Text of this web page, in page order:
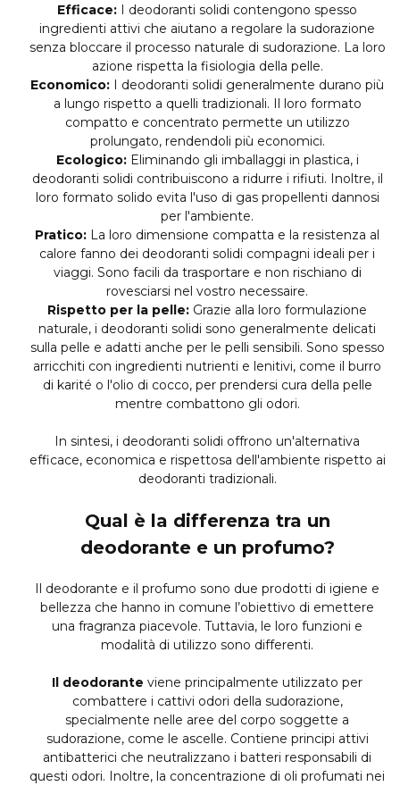
Efficace: I deodoranti solidi contengono spesso
ingredienti attivi che aiutano a regolare la sudorazione
senza bloccare il processo naturale di sudorazione. La loro
azione rispetta la fisiologia della pelle.
Economico: I deodoranti solidi generalmente durano più
a lungo rispetto a quelli tradizionali. Il loro formato
compatto e concentrato permette un utilizzo
prolungato, rendendoli più economici.
Ecologico:Eliminando gli imballaggi in plastica, i
deodoranti solidi contribuiscono a ridurre i rifiuti. Inoltre, il
loro formato solido evita l'uso di gas propellenti dannosi
per l'ambiente.
Pratico: La loro dimensione compatta e la resistenza al
calore fanno dei deodoranti solidi compagni ideali per i
viaggi. Sono facili da trasportare e non rischiano di
rovesciarsi nel vostro necessaire.
Rispetto per la pelle: Grazie alla loro formulazione
naturale, i deodoranti solidi sono generalmente delicati
sulla pelle e adatti anche per le pelli sensibili. Sono spesso
arricchiti con ingredienti nutrienti e lenitivi, come il burro
di karité o l'olio di cocco, per prendersi cura della pelle
mentre combattono gli odori.
In sintesi, i deodoranti solidi offrono un'alternativa
efficace, economica e rispettosa dell'ambiente rispetto ai
deodoranti tradizionali.
Qual è la differenza tra un
deodorante e un profumo?
Il deodorante e il profumo sono due prodotti di igiene e
bellezza che hanno in comune l’obiettivo di emettere
una fragranza piacevole. Tuttavia, le loro funzioni e
modalità di utilizzo sono differenti.
Il deodorante viene principalmente utilizzato per
combattere i cattivi odori della sudorazione,
specialmente nelle aree del corpo soggette a
sudorazione, come le ascelle. Contiene principi attivi
antibatterici che neutralizzano i batteri responsabili di
questi odori. Inoltre, la concentrazione di oli profumati nei